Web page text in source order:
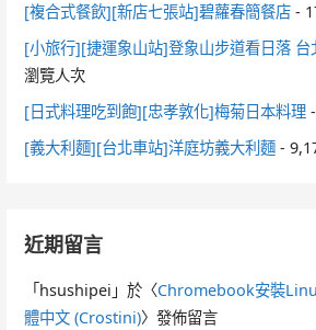
[複合式餐飲][新店七張站]碧蘿春簡餐店 -
[小旅行][捷運象山站]登象山步道看日落 台
瀏覽人次
[日式料理吃到飽][忠孝敦化]梅菊日本料理
[義大利麵][台北車站]洋庭坊義大利麵 -
近期留言
「 hsushipei 」於〈Chromebook安裝
體中文 (Crostini)〉發佈留言